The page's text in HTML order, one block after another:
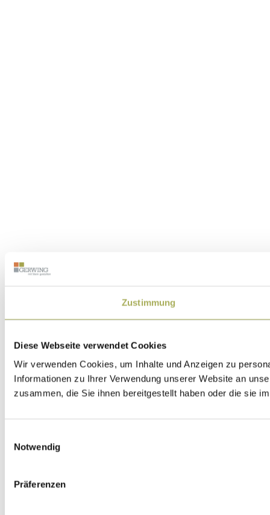
Zustimmung
Diese Webseite verwendet Cookies
Wir verwenden Cookies, um Inhalte und Anzeigen zu
Informationen zu Ihrer Verwendung unserer Website an
zusammen, die Sie ihnen bereitgestellt haben oder die sie
Notwendig
Präferenzen